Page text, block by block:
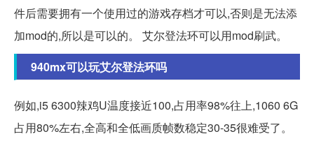
件后需要拥有一个使用过的游戏存档才可以,否则是无法添
加mod的,所以是可以的。 艾尔登法环可以用mod刷武。
940mx可以玩艾尔登法环吗
例如,i5 6300辣鸡U温度接近100,占用率98%往上,1060 6G
占用80%左右,全高和全低画质帧数稳定30-35很难受了。